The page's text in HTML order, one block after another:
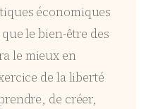
économiques
le bien-être des
le mieux en
de la liberté
de créer,